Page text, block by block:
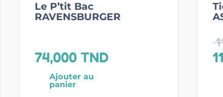
Le P’tit Bac
RAVENSBURGER
74,000 TND
Ajouter au
panier